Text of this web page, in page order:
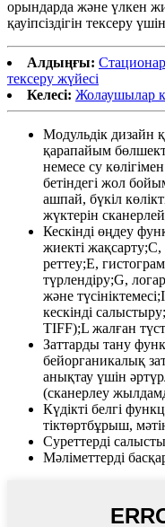
орындарда және үлкен
қауіпсіздігін тексеру
Алдыңғы:
тексеру жүйесі
Келесі: Жолаушылар
Модульдік дизайн
қарапайым
немесе су
бетіндегі жол
ашпай, бүкіл
жүктерін
Кескінді өңдеу
жиекті жақсарту;C,
реттеу;E,
түрлендіру;G,
және
кескінді
TIFF);L жалған
Заттарды тану
бейорганикалық
анықтау үшін
(сканерлеу
Күдікті белгі
тіктөртбұрыш,
Суреттерді
Мәліметтерді